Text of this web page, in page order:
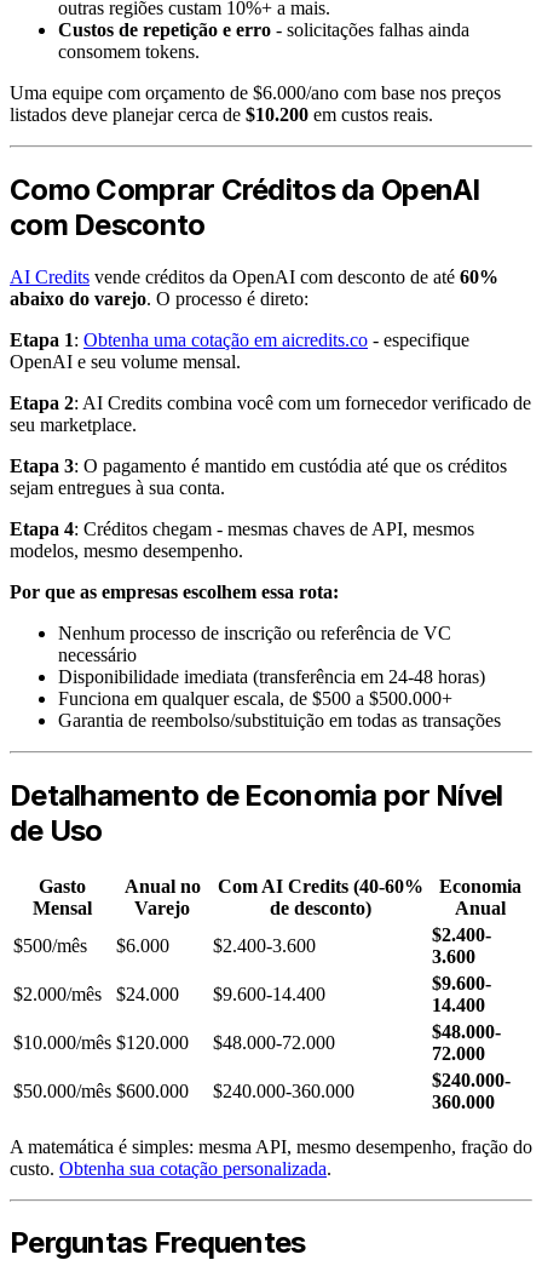
outras regiões custam 10%+ a mais.
Custos de repetição e erro - solicitações falhas ainda
consomem tokens.
Uma equipe com orçamento de $6.000/ano com base nos preços
listados deve planejar cerca de $10.200 em custos reais.
Como Comprar Créditos da OpenAI
com Desconto
AI Credits vende créditos da OpenAI com desconto de até 60%
abaixo do varejo. O processo é direto:
Etapa 1: Obtenha uma cotação em aicredits.co - especifique
OpenAI e seu volume mensal.
Etapa 2: AI Credits combina você com um fornecedor verificado de
seu marketplace.
Etapa 3: O pagamento é mantido em custódia até que os créditos
sejam entregues à sua conta.
Etapa 4: Créditos chegam - mesmas chaves de API, mesmos
modelos, mesmo desempenho.
Por que as empresas escolhem essa rota:
Nenhum processo de inscrição ou referência de VC
necessário
Disponibilidade imediata (transferência em 24-48 horas)
Funciona em qualquer escala, de $500 a $500.000+
Garantia de reembolso/substituição em todas as transações
Detalhamento de Economia por Nível
de Uso
Gasto
Mensal
Anual no
Varejo
Com AI Credits (40-60%
de desconto)
Economia
Anual
$500/mês
$6.000 $2.400-3.600
$2.400-
3.600
$2.000/mês
$24.000 $9.600-14.400
$9.600-
14.400
$10.000/mês $120.000 $48.000-72.000
$48.000-
72.000
$50.000/mês $600.000 $240.000-360.000
$240.000-
360.000
A matemática é simples: mesma API, mesmo desempenho, fração do
custo. Obtenha sua cotação personalizada.
Perguntas Frequentes